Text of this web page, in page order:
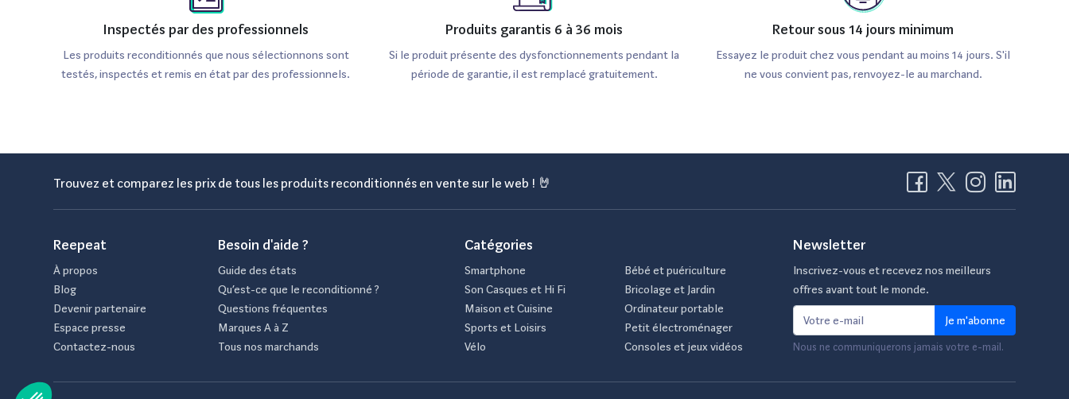
Inspectés par des professionnels
Les produits reconditionnés que nous sélectionnons sont
testés, inspectés et remis en état par des professionnels.
Produits garantis 6 à 36 mois
Si le produit présente des dysfonctionnements pendant la
période de garantie, il est remplacé gratuitement.
Retour sous 14 jours minimum
Essayez le produit chez vous pendant au moins 14 jours. S'il
ne vous convient pas, renvoyez-le au marchand.
Trouvez et comparez les prix de tous les produits reconditionnés en vente sur le web ! 🤘
Reepeat
À propos
Blog
Devenir partenaire
Espace presse
Contactez-nous
Besoin d'aide ?
Guide des états
Qu’est-ce que le reconditionné ?
Questions fréquentes
Marques A à Z
Tous nos marchands
Catégories
Smartphone
Son Casques et Hi Fi
Maison et Cuisine
Sports et Loisirs
Vélo
Bébé et puériculture
Bricolage et Jardin
Ordinateur portable
Petit électroménager
Consoles et jeux vidéos
Newsletter
Inscrivez-vous et recevez nos meilleurs
offres avant tout le monde.
Je m'abonne
Nous ne communiquerons jamais votre e-mail.